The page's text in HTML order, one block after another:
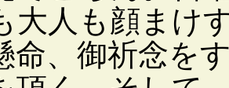
大人も顔まけ
命、御祈念を